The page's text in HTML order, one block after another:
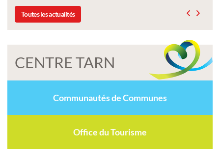
Toutes les actualités
CENTRE TARN
Communautés de Communes
Office du Tourisme